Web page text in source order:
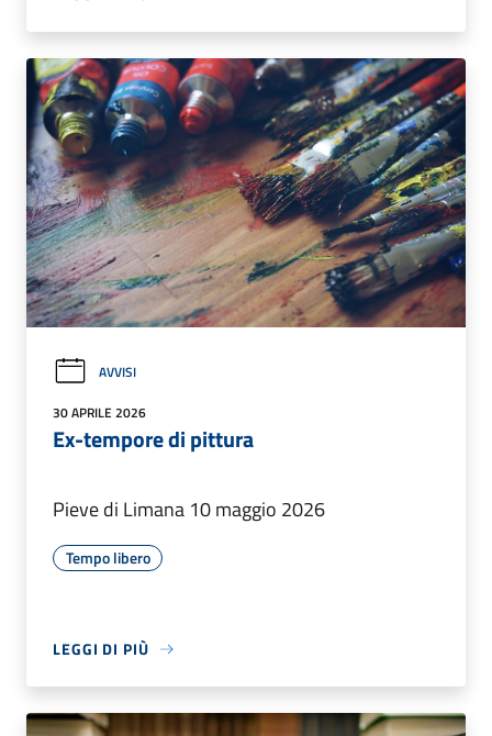
AVVISI
30 APRILE 2026
Ex-tempore di pittura
Pieve di Limana 10 maggio 2026
Tempo libero
LEGGI DI PIÙ